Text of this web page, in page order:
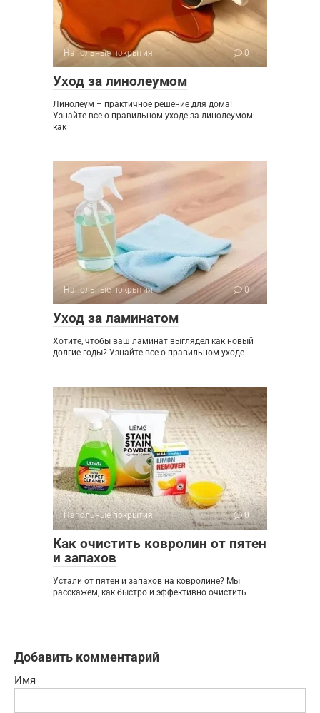
Напольные покрытия 0
Уход за линолеумом
Линолеум – практичное решение для дома!
Узнайте все о правильном уходе за линолеумом:
как
Напольные покрытия 0
Уход за ламинатом
Хотите, чтобы ваш ламинат выглядел как новый
долгие годы? Узнайте все о правильном уходе
Напольные покрытия 0
Как очистить ковролин от пятен
и запахов
Устали от пятен и запахов на ковролине? Мы
расскажем, как быстро и эффективно очистить
Добавить комментарий
Имя